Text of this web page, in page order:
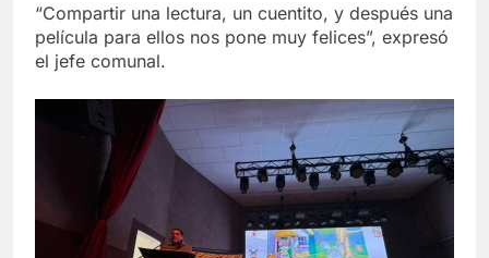
“Compartir una lectura, un cuentito, y después una
película para ellos nos pone muy felices”, expresó
el jefe comunal.